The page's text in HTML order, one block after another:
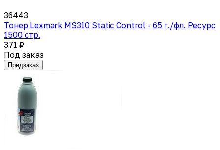
36443
Тонер Lexmark MS310 Static Control - 65 г./фл. Ресурс
1500 стр.
371 ₽
Под заказ
Предзаказ